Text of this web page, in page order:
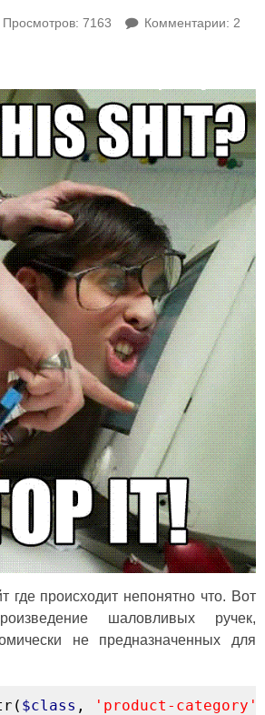
Просмотров: 7163
Комментарии: 2
где происходит непонятно что. Вот
шаловливых ручек,
не предназначенных для
( $class , 'product-category'